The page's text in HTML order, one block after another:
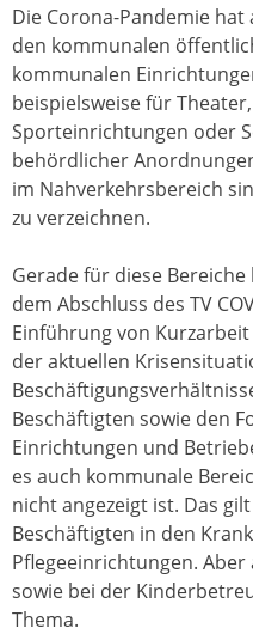
Die Corona-Pandemie
den kommunalen
kommunalen
beispielsweise für
Sporteinrichtungen oder
behördlicher
im Nahverkehrsbereich
zu verzeichnen.
Gerade für diese
dem Abschluss des TV
Einführung von
der aktuellen
Beschäftigten sowie den
Einrichtungen und
es auch kommunale
nicht angezeigt ist. Das
Beschäftigten in den
Pflegeeinrichtungen.
sowie bei der
Thema.